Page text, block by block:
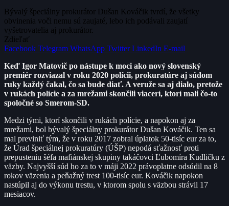
Bývalý špeciálny prokurátor Dušan Kováčik tvrdí, že všetky
obvinenia voči nemu sú zaujaté, lebo ich podávali zaujatí
vyšetrovatelia aj prokurátor.
Zdieľať
Facebook Telegram WhatsApp Twitter LinkedIn E-mail
Keď Igor Matovič po nástupe k moci ako nový slovenský
premiér rozviazal v roku 2020 polícii, prokuratúre aj súdom
ruky každý čakal, čo sa bude diať. A veruže sa aj dialo, pretože
v rukách polície a za mrežami skončili viacerí, ktorí mali čo-to
spoločné so Smerom-SD.
Medzi tými, ktorí skončili v rukách polície, a napokon aj za
mrežami, bol bývalý špeciálny prokurátor Dušan Kováčik. Ten sa
mal previniť tým, že v roku 2017 zobral úplatok 50-tisíc eur za to,
že Úrad špeciálnej prokuratúry (ÚŠP) nepodá sťažnosť proti
prepusteniu šéfa mafiánskej skupiny takáčovci Ľubomíra Kudličku z
väzby. Najvyšší súd ho za to v máji 2022 právoplatne odsúdil na 8
rokov väzenia a peňažný trest 100-tisíc eur. Kováčik napokon
nastúpil aj do výkonu trestu, v ktorom spolu s väzbou strávil 17
mesiacov.